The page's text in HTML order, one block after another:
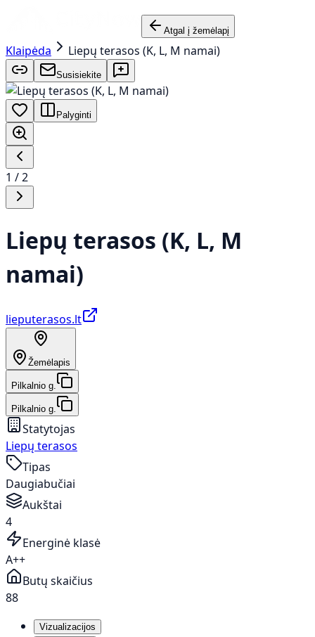
Atgal į žemėlapį
Klaipėda Liepų terasos (K, L, M namai)
Susisiekite
Palyginti
1 /2
Liepų terasos (K, L, M
namai)
lieputerasos.lt
Žemėlapis
Pilkalnio g.
Pilkalnio g.
Statytojas
Liepų terasos
Tipas
Daugiabučiai
Aukštai
4
Energinė klasė
A++
Butų skaičius
88
Vizualizacijos